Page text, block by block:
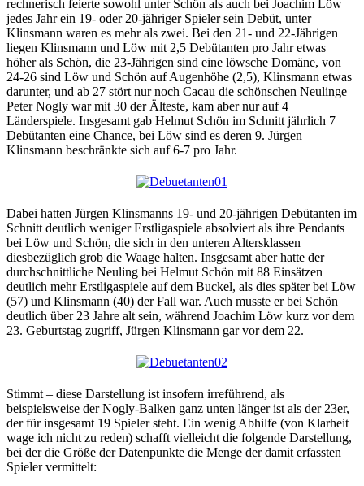
rechnerisch feierte sowohl unter Schön als auch bei Joachim Löw
jedes Jahr ein 19- oder 20-jähriger Spieler sein Debüt, unter
Klinsmann waren es mehr als zwei. Bei den 21- und 22-Jährigen
liegen Klinsmann und Löw mit 2,5 Debütanten pro Jahr etwas
höher als Schön, die 23-Jährigen sind eine löwsche Domäne, von
24-26 sind Löw und Schön auf Augenhöhe (2,5), Klinsmann etwas
darunter, und ab 27 stört nur noch Cacau die schönschen Neulinge –
Peter Nogly war mit 30 der Älteste, kam aber nur auf 4
Länderspiele. Insgesamt gab Helmut Schön im Schnitt jährlich 7
Debütanten eine Chance, bei Löw sind es deren 9. Jürgen
Klinsmann beschränkte sich auf 6-7 pro Jahr.
Dabei hatten Jürgen Klinsmanns 19- und 20-jährigen Debütanten im
Schnitt deutlich weniger Erstligaspiele absolviert als ihre Pendants
bei Löw und Schön, die sich in den unteren Altersklassen
diesbezüglich grob die Waage halten. Insgesamt aber hatte der
durchschnittliche Neuling bei Helmut Schön mit 88 Einsätzen
deutlich mehr Erstligaspiele auf dem Buckel, als dies später bei Löw
(57) und Klinsmann (40) der Fall war. Auch musste er bei Schön
deutlich über 23 Jahre alt sein, während Joachim Löw kurz vor dem
23. Geburtstag zugriff, Jürgen Klinsmann gar vor dem 22.
Stimmt – diese Darstellung ist insofern irreführend, als
beispielsweise der Nogly-Balken ganz unten länger ist als der 23er,
der für insgesamt 19 Spieler steht. Ein wenig Abhilfe (von Klarheit
wage ich nicht zu reden) schafft vielleicht die folgende Darstellung,
bei der die Größe der Datenpunkte die Menge der damit erfassten
Spieler vermittelt: